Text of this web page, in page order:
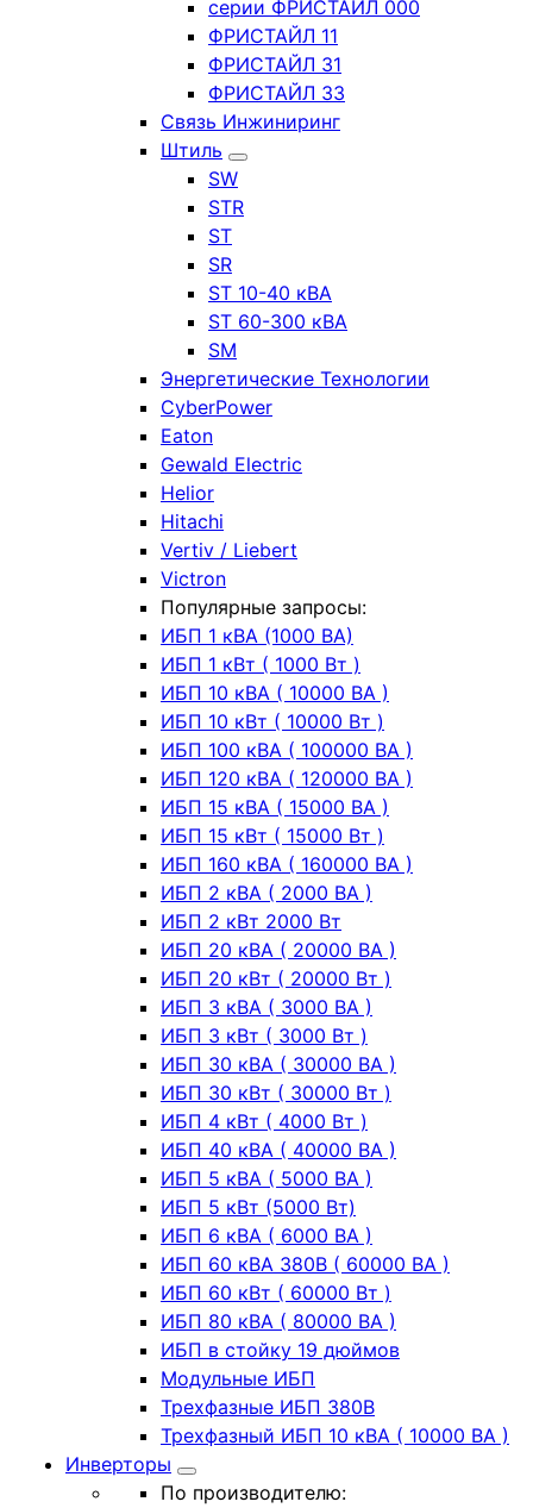
серии ФРИСТАЙЛ 000
ФРИСТАЙЛ 11
ФРИСТАЙЛ 31
ФРИСТАЙЛ 33
Связь Инжиниринг
Штиль
SW
STR
ST
SR
ST 10-40 кВА
ST 60-300 кВА
SM
Энергетические Технологии
CyberPower
Eaton
Gewald Electric
Helior
Hitachi
Vertiv / Liebert
Victron
Популярные запросы:
ИБП 1 кВА (1000 ВА)
ИБП 1 кВт ( 1000 Вт )
ИБП 10 кВА ( 10000 ВА )
ИБП 10 кВт ( 10000 Вт )
ИБП 100 кВА ( 100000 ВА )
ИБП 120 кВА ( 120000 ВА )
ИБП 15 кВА ( 15000 ВА )
ИБП 15 кВт ( 15000 Вт )
ИБП 160 кВА ( 160000 ВА )
ИБП 2 кВА ( 2000 ВА )
ИБП 2 кВт 2000 Вт
ИБП 20 кВА ( 20000 ВА )
ИБП 20 кВт ( 20000 Вт )
ИБП 3 кВА ( 3000 ВА )
ИБП 3 кВт ( 3000 Вт )
ИБП 30 кВА ( 30000 ВА )
ИБП 30 кВт ( 30000 Вт )
ИБП 4 кВт ( 4000 Вт )
ИБП 40 кВА ( 40000 ВА )
ИБП 5 кВА ( 5000 ВА )
ИБП 5 кВт (5000 Вт)
ИБП 6 кВА ( 6000 ВА )
ИБП 60 кВА 380В ( 60000 ВА )
ИБП 60 кВт ( 60000 Вт )
ИБП 80 кВА ( 80000 ВА )
ИБП в стойку 19 дюймов
Модульные ИБП
Трехфазные ИБП 380В
Трехфазный ИБП 10 кВА ( 10000 ВА )
Инверторы
По производителю: